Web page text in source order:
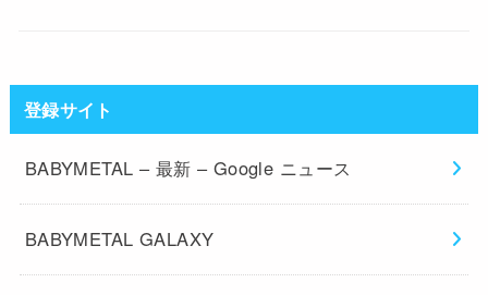
登録サイト
BABYMETAL – 最新 – Google ニュース
BABYMETAL GALAXY